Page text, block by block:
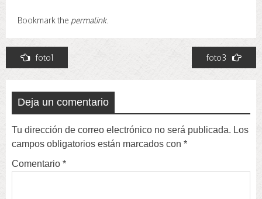
Bookmark the permalink.
Post
navigation
foto1 foto3
Deja un comentario
Tu dirección de correo electrónico no será publicada. Los
campos obligatorios están marcados con *
Comentario *